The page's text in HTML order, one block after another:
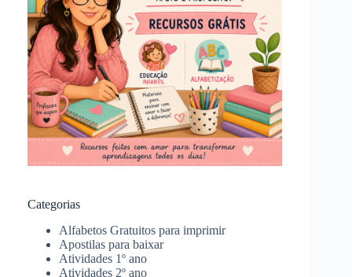
Categorias
Alfabetos Gratuitos para imprimir
Apostilas para baixar
Atividades 1º ano
Atividades 2º ano